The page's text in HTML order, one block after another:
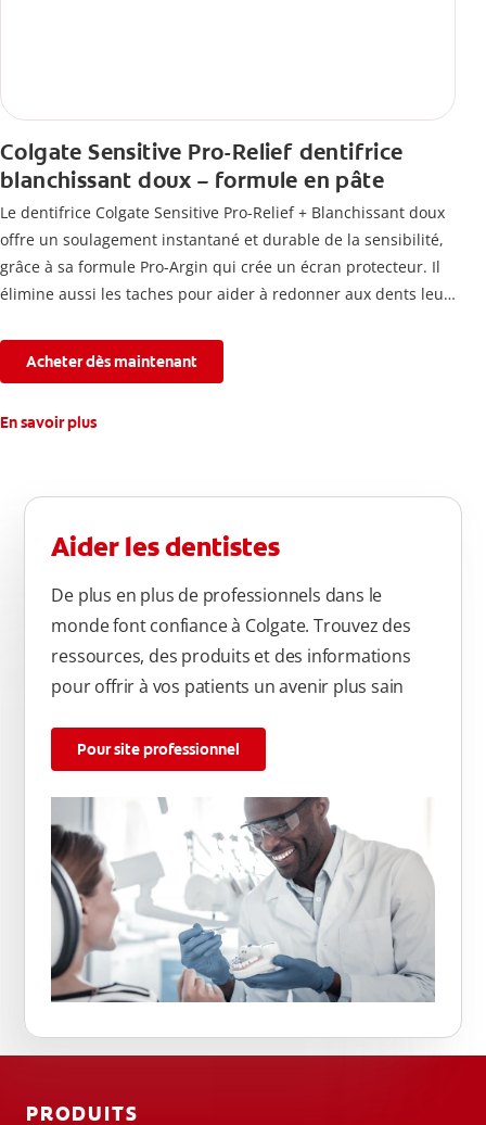
Colgate Sensitive Pro-Relief dentifrice
blanchissant doux – formule en pâte
Le dentifrice Colgate Sensitive Pro-Relief + Blanchissant doux
offre un soulagement instantané et durable de la sensibilité,
grâce à sa formule Pro-Argin qui crée un écran protecteur. Il
élimine aussi les taches pour aider à redonner aux dents leur
connaissez.
Acheter dès maintenant
En savoir plus
Aider les dentistes
De plus en plus de professionnels dans le
monde font confiance à Colgate. Trouvez des
ressources, des produits et des informations
pour offrir à vos patients un avenir plus sain
Pour site professionnel
PRODUITS